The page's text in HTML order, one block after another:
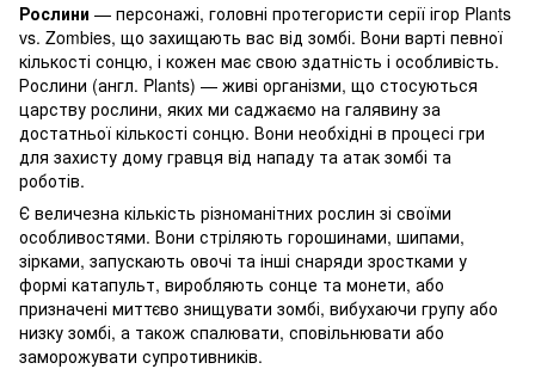
Рослини — персонажі, головні протегористи серії ігор Plants
vs. Zombies, що захищають вас від зомбі. Вони варті певної
кількості сонцю, і кожен має свою здатність і особливість.
Рослини (англ. Plants) — живі організми, що стосуються
царству рослини, яких ми саджаємо на галявину за
достатньої кількості сонцю. Вони необхідні в процесі гри
для захисту дому гравця від нападу та атак зомбі та
роботів.
Є величезна кількість різноманітних рослин зі своїми
особливостями. Вони стріляють горошинами, шипами,
зірками, запускають овочі та інші снаряди зростками у
формі катапульт, виробляють сонце та монети, або
призначені миттєво знищувати зомбі, вибухаючи групу або
низку зомбі, а також спалювати, сповільнювати або
заморожувати супротивників.